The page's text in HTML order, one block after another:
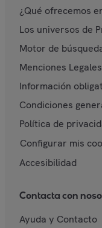
¿Qué ofrecemos
Los universos de
Motor de
Menciones Legales
Información
Condiciones
Política de
Configurar mis
Accesibilidad
Contacta con
Ayuda y Contacto